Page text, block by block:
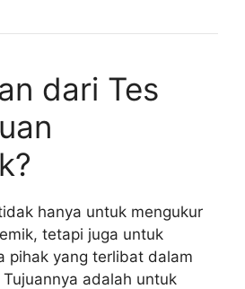
dari Tes
hanya untuk mengukur
tetapi juga untuk
pihak yang terlibat dalam
adalah untuk